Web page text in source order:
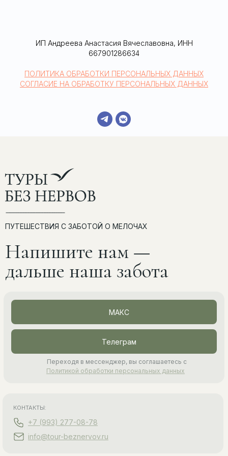
ИП Андреева Анастасия Вячеславовна, ИНН
667901286634
ПОЛИТИКА ОБРАБОТКИ ПЕРСОНАЛЬНЫХ ДАННЫХ
СОГЛАСИЕ НА ОБРАБОТКУ ПЕРСОНАЛЬНЫХ ДАННЫХ
Напишите нам —
дальше наша забота
ПУТЕШЕСТВИЯ С ЗАБОТОЙ О МЕЛОЧАХ
info@tour-beznervov.ru
+7 (993) 277-08-78
КОНТАКТЫ:
Телеграм
МАКС
Политикой обработки персональных данных
Переходя в мессенджер, вы соглашаетесь с